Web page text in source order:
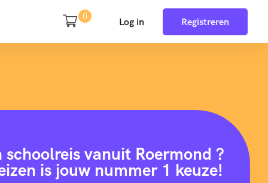
0 Log in Registreren
schoolreis vanuit Roermond ?
is jouw nummer 1 keuze!